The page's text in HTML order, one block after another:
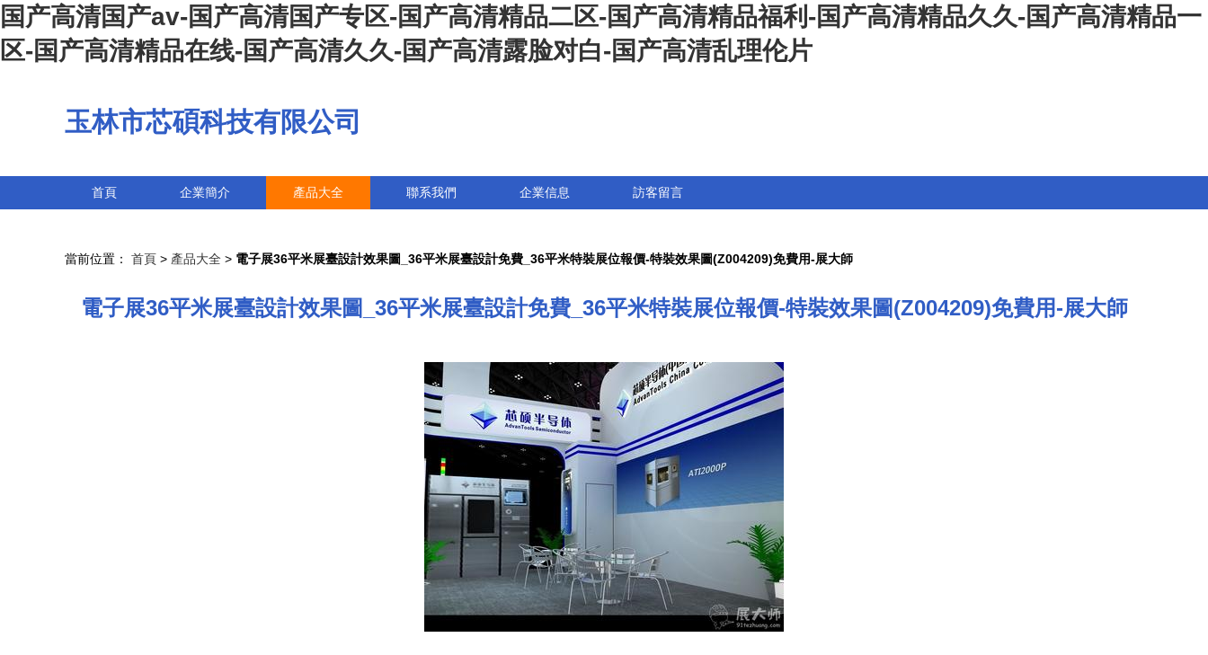
国产高清国产av-国产高清国产专区-国产高清精品二区-国产高清精品福利-国产高清精品久久-国产高清精品一
区-国产高清精品在线-国产高清久久-国产高清露脸对白-国产高清乱理伦片
玉林市芯碩科技有限公司
首頁 企業簡介 產品大全 聯系我們 企業信息 訪客留言
當前位置： 首頁 > 產品大全 > 電子展36平米展臺設計效果圖_36平米展臺設計免費_36平米特裝展位報價-特裝效果圖(Z004209)免費用-展大師
電子展36平米展臺設計效果圖_36平米展臺設計免費_36平米特裝展位報價-特裝效果圖(Z004209)免費用-展大師